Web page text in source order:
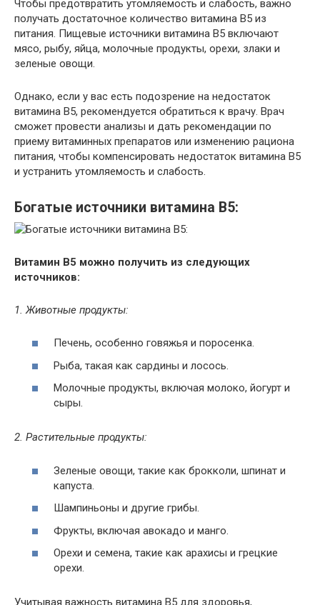
Чтобы предотвратить утомляемость и слабость, важно
получать достаточное количество витамина B5 из
питания. Пищевые источники витамина B5 включают
мясо, рыбу, яйца, молочные продукты, орехи, злаки и
зеленые овощи.
Однако, если у вас есть подозрение на недостаток
витамина B5, рекомендуется обратиться к врачу. Врач
сможет провести анализы и дать рекомендации по
приему витаминных препаратов или изменению рациона
питания, чтобы компенсировать недостаток витамина B5
и устранить утомляемость и слабость.
Богатые источники витамина B5:
Витамин B5 можно получить из следующих
источников:
1. Животные продукты:
Печень, особенно говяжья и поросенка.
Рыба, такая как сардины и лосось.
Молочные продукты, включая молоко, йогурт и
сыры.
2. Растительные продукты:
Зеленые овощи, такие как брокколи, шпинат и
капуста.
Шампиньоны и другие грибы.
Фрукты, включая авокадо и манго.
Орехи и семена, такие как арахисы и грецкие
орехи.